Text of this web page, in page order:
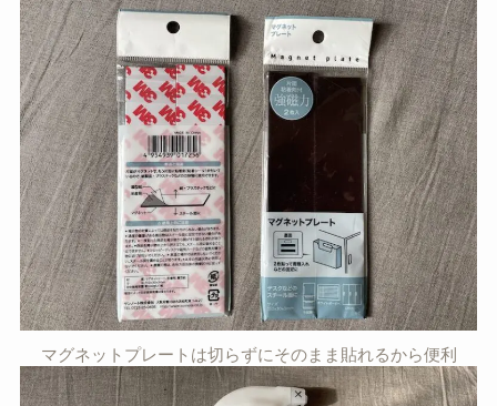
マグネットプレートは切らずにそのまま貼れるから便利